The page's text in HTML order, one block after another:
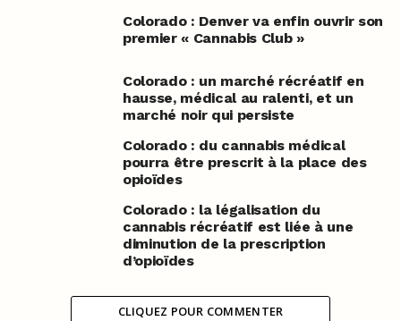
Colorado : Denver va enfin ouvrir son
premier « Cannabis Club »
Colorado : un marché récréatif en
hausse, médical au ralenti, et un
marché noir qui persiste
Colorado : du cannabis médical
pourra être prescrit à la place des
opioïdes
Colorado : la légalisation du
cannabis récréatif est liée à une
diminution de la prescription
d’opioïdes
CLIQUEZ POUR COMMENTER